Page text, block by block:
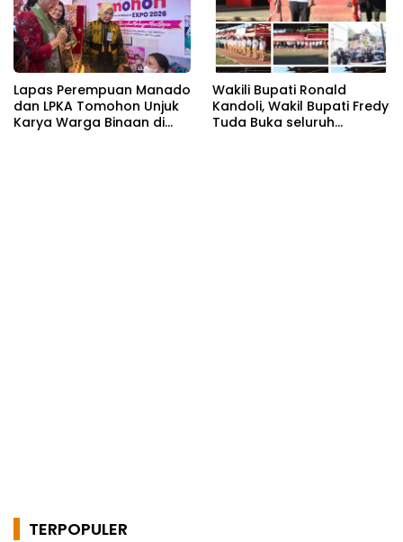
Lapas Perempuan Manado
dan LPKA Tomohon Unjuk
Karya Warga Binaan di
Wakili Bupati Ronald
Kandoli, Wakil Bupati Fredy
Tuda Buka seluruh
TERPOPULER